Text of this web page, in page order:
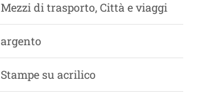
Mezzi di trasporto, Città e viaggi
argento
Stampe su acrilico